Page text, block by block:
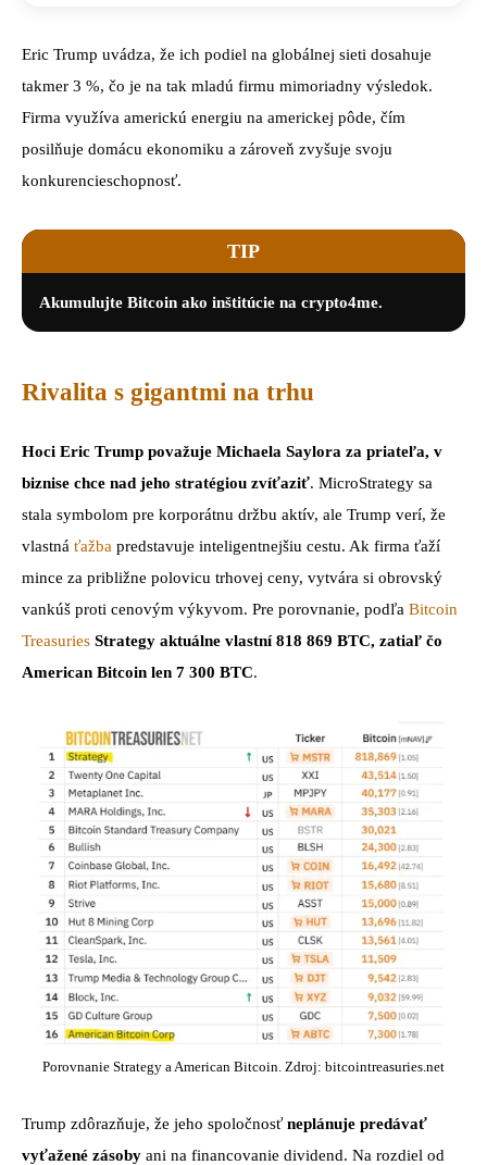
Eric Trump uvádza, že ich podiel na globálnej sieti dosahuje
takmer 3 %, čo je na tak mladú firmu mimoriadny výsledok.
Firma využíva americkú energiu na americkej pôde, čím
posilňuje domácu ekonomiku a zároveň zvyšuje svoju
konkurencieschopnosť.
TIP
Akumulujte Bitcoin ako inštitúcie na crypto4me.
Rivalita s gigantmi na trhu
Hoci Eric Trump považuje Michaela Saylora za priateľa, v
biznise chce nad jeho stratégiou zvíťaziť. MicroStrategy sa
stala symbolom pre korporátnu držbu aktív, ale Trump verí, že
vlastná ťažba predstavuje inteligentnejšiu cestu. Ak firma ťaží
mince za približne polovicu trhovej ceny, vytvára si obrovský
vankúš proti cenovým výkyvom. Pre porovnanie, podľa Bitcoin
Treasuries Strategy aktuálne vlastní 818 869 BTC, zatiaľ čo
American Bitcoin len 7 300 BTC.
Porovnanie Strategy a American Bitcoin. Zdroj: bitcointreasuries.net
Trump zdôrazňuje, že jeho spoločnosť neplánuje predávať
vyťažené zásoby ani na financovanie dividend. Na rozdiel od